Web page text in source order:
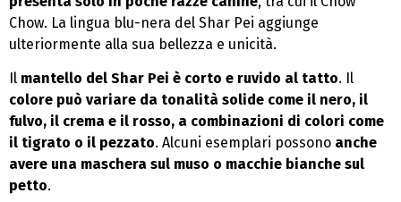
Chow. La lingua blu-nera del Shar Pei aggiunge
ulteriormente alla sua bellezza e unicità.
Il mantello del Shar Pei è corto e ruvido al tatto. Il
colore può variare da tonalità solide come il nero, il
fulvo, il crema e il rosso, a combinazioni di colori come
il tigrato o il pezzato. Alcuni esemplari possono anche
avere una maschera sul muso o macchie bianche sul
petto.